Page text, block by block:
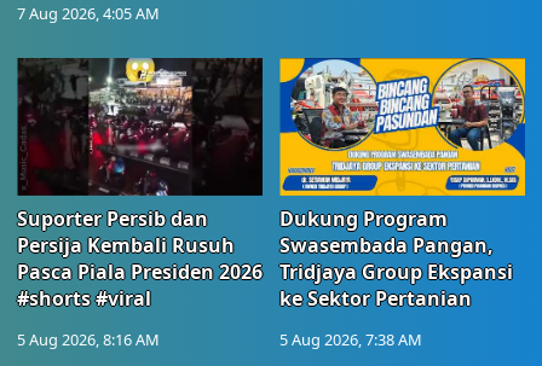
7 Aug 2026, 4:05 AM
Suporter Persib dan
Persija Kembali Rusuh
Pasca Piala Presiden 2026
#shorts #viral
5 Aug 2026, 8:16 AM
Dukung Program
Swasembada Pangan,
Tridjaya Group Ekspansi
ke Sektor Pertanian
5 Aug 2026, 7:38 AM